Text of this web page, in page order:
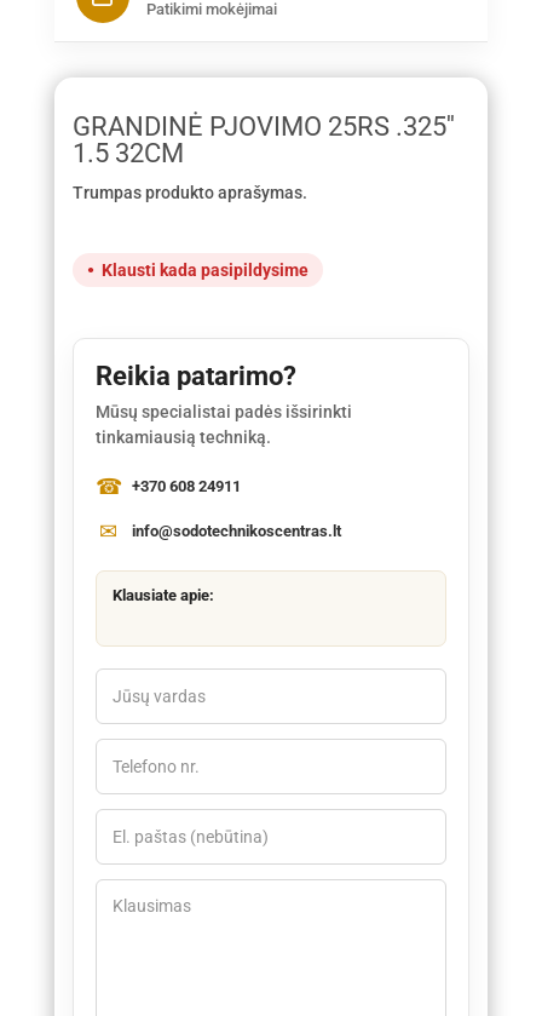
Patikimi mokėjimai
GRANDINĖ PJOVIMO 25RS .325''
1.5 32CM
Trumpas produkto aprašymas.
Klausti kada pasipildysime
Reikia patarimo?
Mūsų specialistai padės išsirinkti
tinkamiausią techniką.
+370 608 24911
info@sodotechnikoscentras.lt
Klausiate apie: